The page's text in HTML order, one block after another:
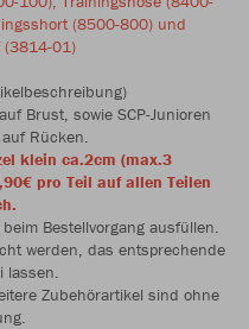
(8500-800) und
(3814-01)
Brust, sowie SCP-Junioren
Rücken.
klein ca.2cm (max.3
pro Teil auf allen Teilen
Bestellvorgang ausfüllen.
werden, das entsprechende
lassen.
Zubehörartikel sind ohne